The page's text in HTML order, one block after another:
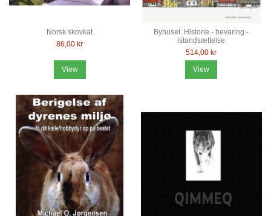
Norsk skovkat
86,00 kr
View
Byhuset. Historie - bevaring -
istandsættelse
514,00 kr
View